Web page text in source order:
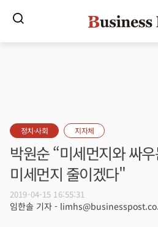
정치·사회 지자체
박원순 “미세먼지와 싸
미세먼지 줄이겠다"
2019-04-15 16:55:31
임한솔 기자 -